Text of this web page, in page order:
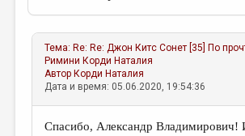
Тема: Re: Re: Джон Китс Сонет [35] По
Римини Корди Наталия
Автор Корди Наталия
Дата и время: 05.06.2020, 19:54:36
Спасибо, Александр Владимирович!